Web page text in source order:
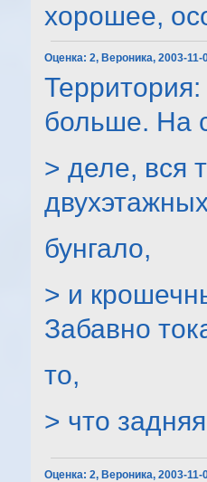
хорошее,
Оценка:2, Вероника, 2003-11-
больше. На
> деле, вся
бунгало,
> и
Забавно
то,
> что
Оценка:2, Вероника, 2003-11-